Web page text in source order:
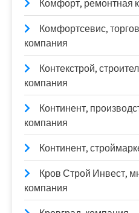
Комфорт, ремонтная
Комфортсевис,
компания
Контекстрой,
компания
Континент,
компания
Континент,
Кров Строй Инвест,
компания